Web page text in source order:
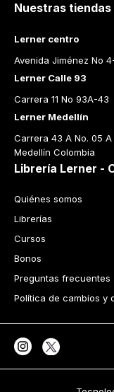
Nuestras tiendas
Lerner centro
Avenida Jiménez No
Lerner Calle 93
Carrera 11 No 93A-43
Lerner Medellín
Carrera 43 A No. 05 A
Medellín Colombia
Librería Lerner -
Quiénes somos
Librerías
Cursos
Bonos
Preguntas frecuentes
Política de cambios y